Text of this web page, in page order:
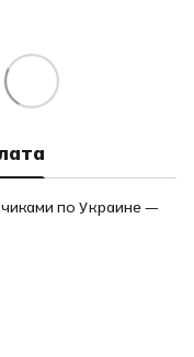
по Украине —